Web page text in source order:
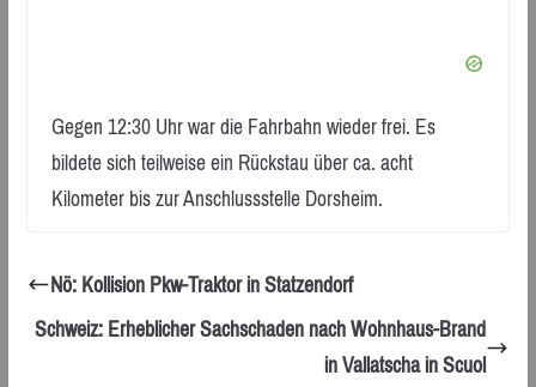
Gegen 12:30 Uhr war die Fahrbahn wieder frei. Es
bildete sich teilweise ein Rückstau über ca. acht
Kilometer bis zur Anschlussstelle Dorsheim.
Nö: Kollision Pkw-Traktor in Statzendorf
Schweiz: Erheblicher Sachschaden nach Wohnhaus-Brand
in Vallatscha in Scuol